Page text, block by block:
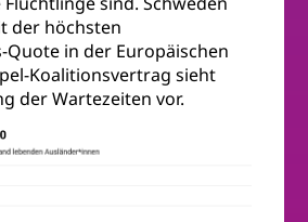
der höchsten
in der Europäischen
Koalitionsvertrag sieht
der Wartezeiten vor.